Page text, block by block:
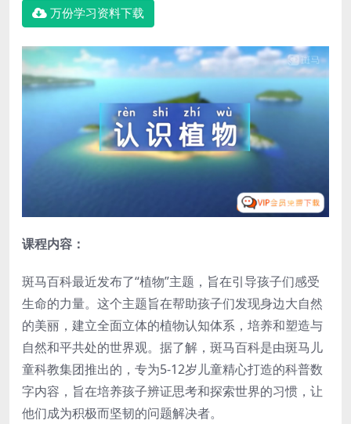
万份学习资料下载
课程内容：
斑马百科最近发布了“植物”主题，旨在引导孩子们感受
生命的力量。这个主题旨在帮助孩子们发现身边大自然
的美丽，建立全面立体的植物认知体系，培养和塑造与
自然和平共处的世界观。据了解，斑马百科是由斑马儿
童科教集团推出的，专为5-12岁儿童精心打造的科普数
字内容，旨在培养孩子辨证思考和探索世界的习惯，让
他们成为积极而坚韧的问题解决者。